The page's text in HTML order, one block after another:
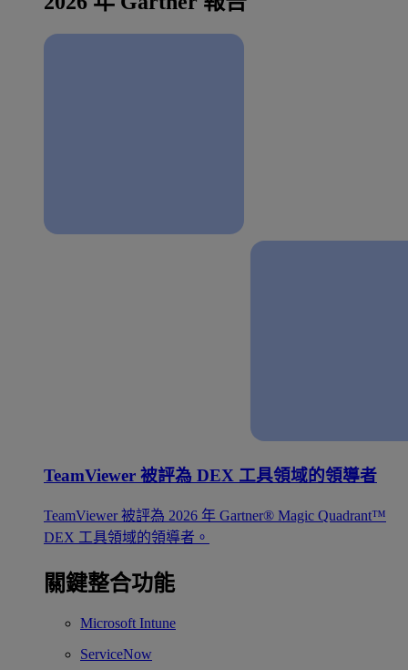
TeamViewer 被評為 DEX 工具領域的領導者
TeamViewer 被評為 2026 年 Gartner® Magic Quadrant™
DEX 工具領域的領導者。
關鍵整合功能
Microsoft Intune
ServiceNow